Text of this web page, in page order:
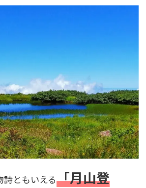
ともいえる「月山登